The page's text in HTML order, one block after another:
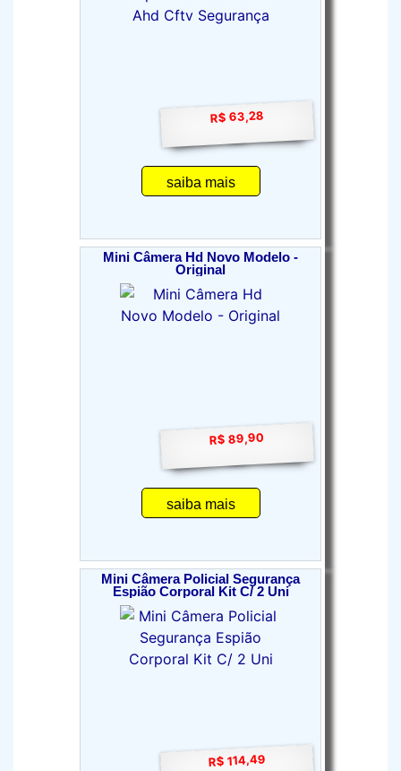
R$ 63,28
saiba mais
Mini Câmera Hd Novo Modelo -
Original
R$ 89,90
saiba mais
Mini Câmera Policial Segurança
Espião Corporal Kit C/ 2 Uni
R$ 114,49